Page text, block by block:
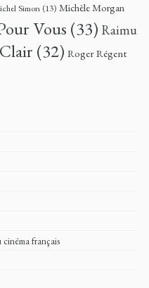
Simon (13) Michèle Morgan
Vous (33) Raimu
(32) Roger Régent
français